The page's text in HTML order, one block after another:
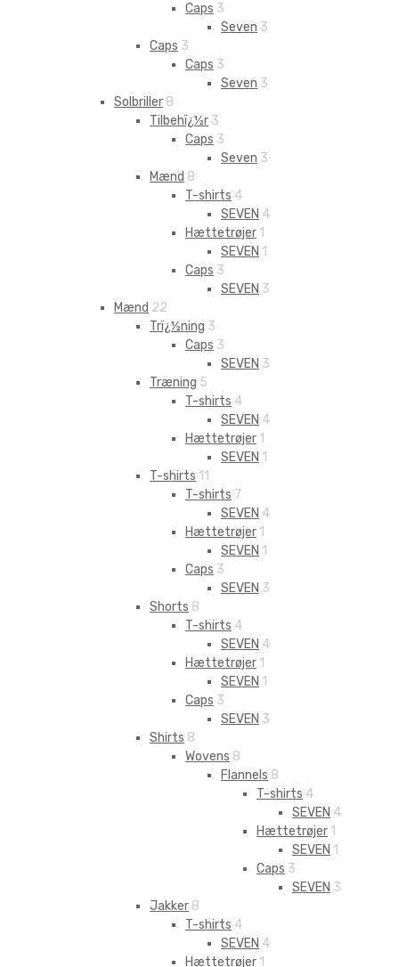
Caps 3
Seven 3
Caps 3
Caps 3
Seven 3
Solbriller 8
Tilbehï¿½r 3
Caps 3
Seven 3
Mænd 8
T-shirts 4
SEVEN 4
Hættetrøjer 1
SEVEN 1
Caps 3
SEVEN 3
Mænd 22
Trï¿½ning 3
Caps 3
SEVEN 3
Træning 5
T-shirts 4
SEVEN 4
Hættetrøjer 1
SEVEN 1
T-shirts 11
T-shirts 7
SEVEN 4
Hættetrøjer 1
SEVEN 1
Caps 3
SEVEN 3
Shorts 8
T-shirts 4
SEVEN 4
Hættetrøjer 1
SEVEN 1
Caps 3
SEVEN 3
Shirts 8
Wovens 8
Flannels 8
T-shirts 4
SEVEN 4
Hættetrøjer 1
SEVEN 1
Caps 3
SEVEN 3
Jakker 8
T-shirts 4
SEVEN 4
Hættetrøjer 1